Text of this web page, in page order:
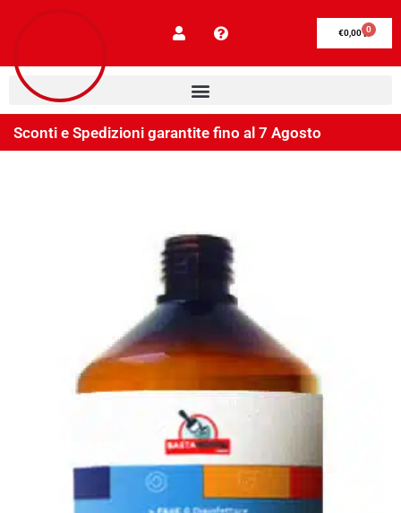
€0,00 0
Sconti e Spedizioni garantite fino al 7 Agosto